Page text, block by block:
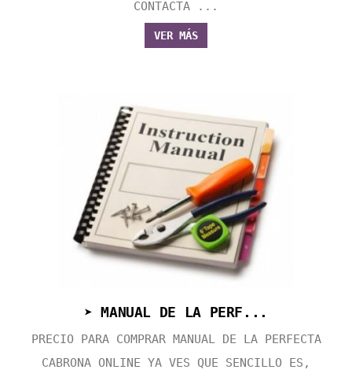
CONTACTA ...
VER MÁS
➤ MANUAL DE LA PERF...
PRECIO PARA COMPRAR MANUAL DE LA PERFECTA
CABRONA ONLINE YA VES QUE SENCILLO ES,